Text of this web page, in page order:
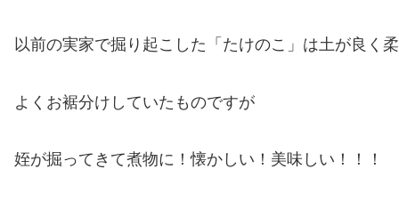
以前の実家で掘り起こした「たけのこ」は土が良く
よくお裾分けしていたものですが
姪が掘ってきて煮物に！懐かしい！美味しい！！！